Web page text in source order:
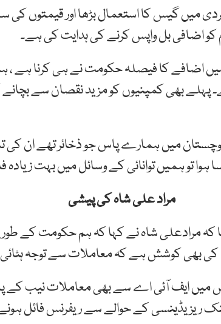
میں گیس کا استعمال بڑھا اور قیمتوں کی
اضافی بل واپس کرنے کی ہدایت کی ہے۔
اضافے کا فیصلہ حکومت نے ہی کرنا ہے
پہلے بھی کمپنیوں کو مزید نقصان سے
میں ہمارے پاس جو ذخائر تھے ان
تو ہمیں توانائی کے وسائل میں بہت زیادہ
مراد علی شاہ کی پیشی
کہ مرادعلی شاہ نے کہا کہ ہم حکومت کے
کی بھی کوشش ہے کہ معاملات سے توجہ
کیس میں ایف آئی اے سے بھی معاملات نیب
کے حوالے سے ریفرنس فائل